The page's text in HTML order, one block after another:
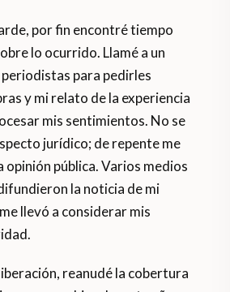
por fin encontré tiempo
lo ocurrido. Llamé a un
para pedirles
y mi relato de la experiencia
mis sentimientos. No se
jurídico; de repente me
opinión pública. Varios medios
la noticia de mi
llevó a considerar mis
reanudé la cobertura